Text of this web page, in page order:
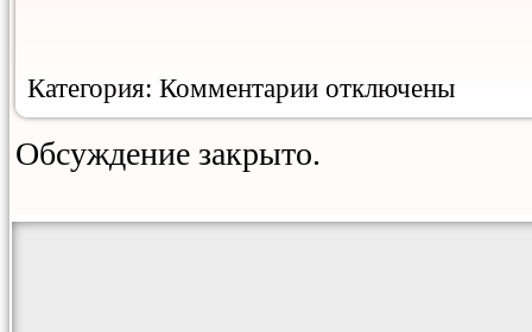
Категория: Комментарии записи
отключены
Обсуждение закрыто.